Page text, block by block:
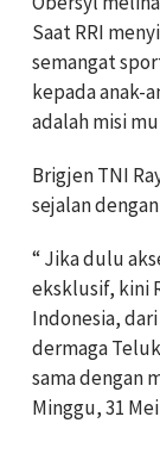
Saat RRI
semangat
kepada anak-
adalah misi
Brigjen TNI
sejalan
“ Jika dulu
eksklusif, kini
Indonesia,
dermaga
sama dengan
Minggu, 31 Mei